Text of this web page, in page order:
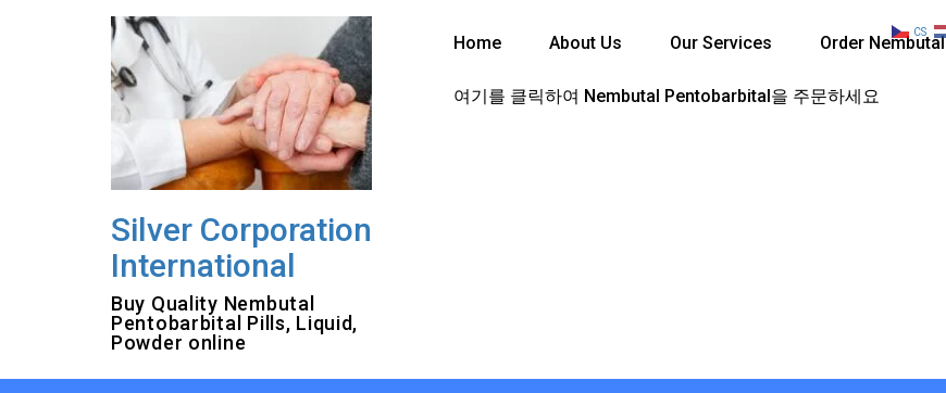
Silver Corporation
International
Buy Quality Nembutal
Pentobarbital Pills, Liquid,
Powder online
Home About Us Our Services Order Nembutal
여기를 클릭하여 Nembutal Pentobarbital을 주문하세요
CS